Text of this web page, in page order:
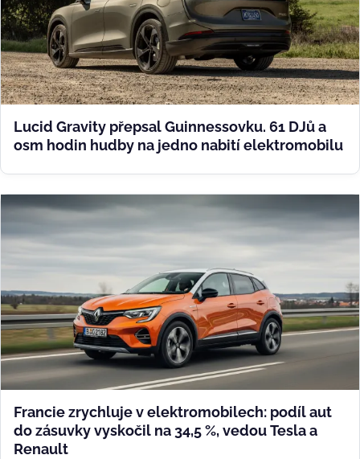
Lucid Gravity přepsal Guinnessovku. 61 DJů a
osm hodin hudby na jedno nabití elektromobilu
Francie zrychluje v elektromobilech: podíl aut
do zásuvky vyskočil na 34,5 %, vedou Tesla a
Renault